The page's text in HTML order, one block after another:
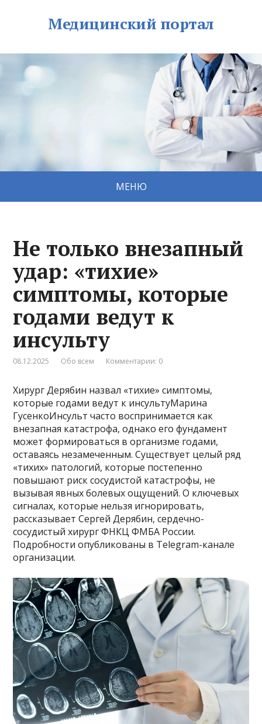
Медицинский портал
МЕНЮ
Не только внезапный
удар: «тихие»
симптомы, которые
годами ведут к
инсульту
08.12.2025 Обо всем Комментарии: 0
Хирург Дерябин назвал «тихие» симптомы,
которые годами ведут к инсультуМарина
ГусенкоИнсульт часто воспринимается как
внезапная катастрофа, однако его фундамент
может формироваться в организме годами,
оставаясь незамеченным. Существует целый ряд
«тихих» патологий, которые постепенно
повышают риск сосудистой катастрофы, не
вызывая явных болевых ощущений. О ключевых
сигналах, которые нельзя игнорировать,
рассказывает Сергей Дерябин, сердечно-
сосудистый хирург ФНКЦ ФМБА России.
Подробности опубликованы в Telegram-канале
организации.